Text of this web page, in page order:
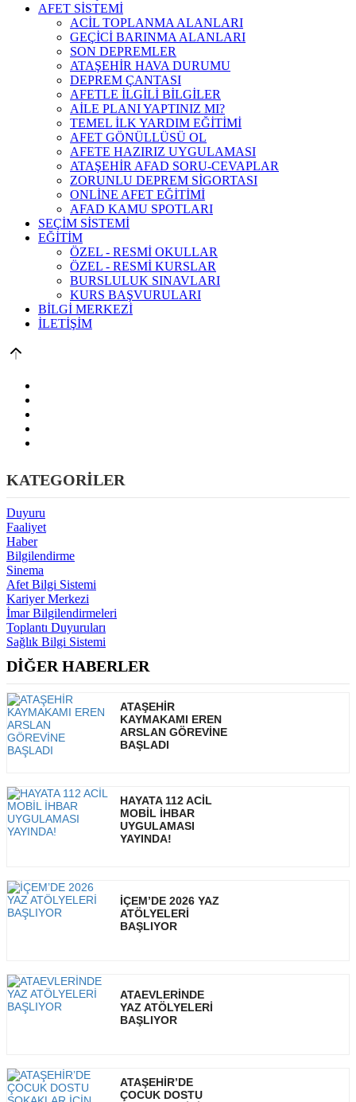
AFET SİSTEMİ
ACİL TOPLANMA ALANLARI
GEÇİCİ BARINMA ALANLARI
SON DEPREMLER
ATAŞEHİR HAVA DURUMU
DEPREM ÇANTASI
AFETLE İLGİLİ BİLGİLER
AİLE PLANI YAPTINIZ MI?
TEMEL İLK YARDIM EĞİTİMİ
AFET GÖNÜLLÜSÜ OL
AFETE HAZIRIZ UYGULAMASI
ATAŞEHİR AFAD SORU-CEVAPLAR
ZORUNLU DEPREM SİGORTASI
ONLİNE AFET EĞİTİMİ
AFAD KAMU SPOTLARI
SEÇİM SİSTEMİ
EĞİTİM
ÖZEL - RESMİ OKULLAR
ÖZEL - RESMİ KURSLAR
BURSLULUK SINAVLARI
KURS BAŞVURULARI
BİLGİ MERKEZİ
İLETİŞİM
KATEGORİLER
Duyuru
Faaliyet
Haber
Bilgilendirme
Sinema
Afet Bilgi Sistemi
Kariyer Merkezi
İmar Bilgilendirmeleri
Toplantı Duyuruları
Sağlık Bilgi Sistemi
DİĞER HABERLER
ATAŞEHİR
KAYMAKAMI EREN
ARSLAN GÖREVİNE
BAŞLADI
HAYATA 112 ACİL
MOBİL İHBAR
UYGULAMASI
YAYINDA!
İÇEM’DE 2026 YAZ
ATÖLYELERİ
BAŞLIYOR
ATAEVLERİNDE
YAZ ATÖLYELERİ
BAŞLIYOR
ATAŞEHİR’DE
ÇOCUK DOSTU